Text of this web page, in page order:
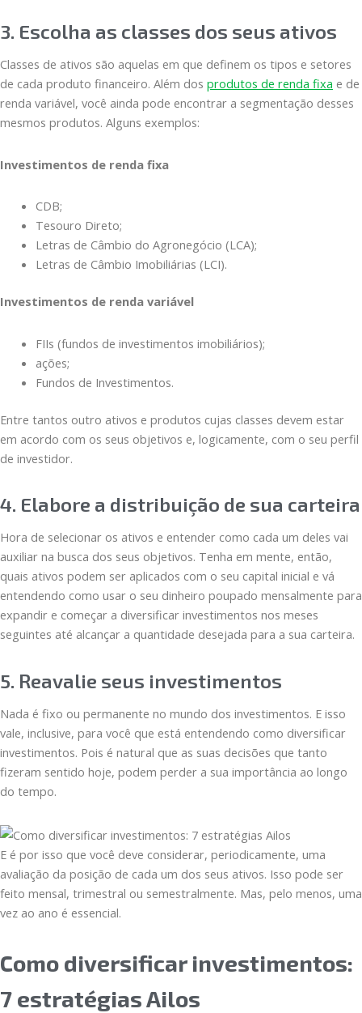
3. Escolha as classes dos seus ativos
Classes de ativos são aquelas em que definem os tipos e setores
de cada produto financeiro. Além dos produtos de renda fixa e de
renda variável, você ainda pode encontrar a segmentação desses
mesmos produtos. Alguns exemplos:
Investimentos de renda fixa
CDB;
Tesouro Direto;
Letras de Câmbio do Agronegócio (LCA);
Letras de Câmbio Imobiliárias (LCI).
Investimentos de renda variável
FIIs (fundos de investimentos imobiliários);
ações;
Fundos de Investimentos.
Entre tantos outro ativos e produtos cujas classes devem estar
em acordo com os seus objetivos e, logicamente, com o seu perfil
de investidor.
4. Elabore a distribuição de sua carteira
Hora de selecionar os ativos e entender como cada um deles vai
auxiliar na busca dos seus objetivos. Tenha em mente, então,
quais ativos podem ser aplicados com o seu capital inicial e vá
entendendo como usar o seu dinheiro poupado mensalmente para
expandir e começar a diversificar investimentos nos meses
seguintes até alcançar a quantidade desejada para a sua carteira.
5. Reavalie seus investimentos
Nada é fixo ou permanente no mundo dos investimentos. E isso
vale, inclusive, para você que está entendendo como diversificar
investimentos. Pois é natural que as suas decisões que tanto
fizeram sentido hoje, podem perder a sua importância ao longo
do tempo.
E é por isso que você deve considerar, periodicamente, uma
avaliação da posição de cada um dos seus ativos. Isso pode ser
feito mensal, trimestral ou semestralmente. Mas, pelo menos, uma
vez ao ano é essencial.
Como diversificar investimentos:
7 estratégias Ailos